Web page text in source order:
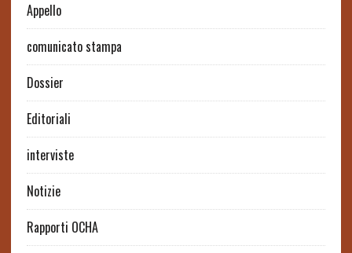
Appello
comunicato stampa
Dossier
Editoriali
interviste
Notizie
Rapporti OCHA